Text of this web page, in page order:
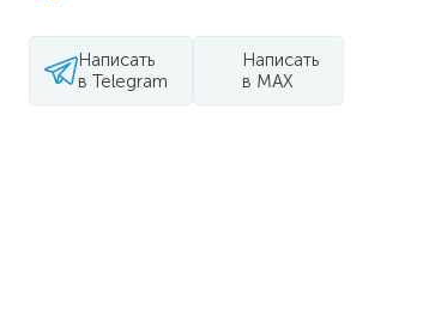
Написать
в Telegram
Написать
в MAX